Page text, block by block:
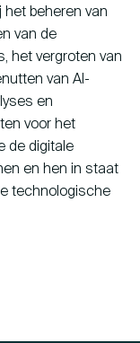
het beheren van
van de
het vergroten van
van AI-
en
voor het
de digitale
en hen in staat
technologische